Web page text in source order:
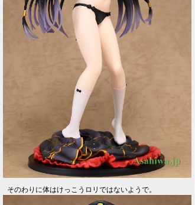
そのわりに体はけっこうロリではないようで。